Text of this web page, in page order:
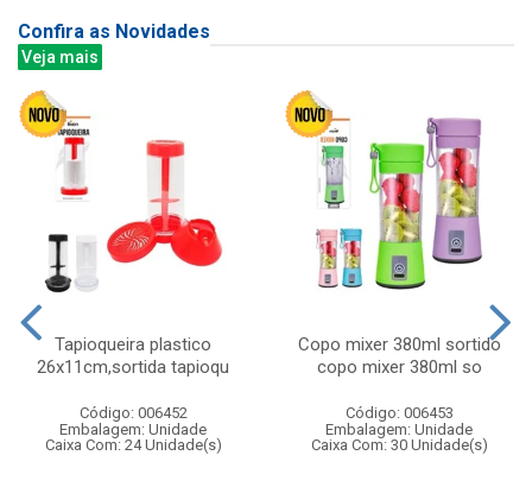
Confira as Novidades
Veja mais
Tapioqueira plastico
26x11cm,sortida tapioqu
Código: 006452
Embalagem: Unidade
Caixa Com: 24 Unidade(s)
Copo mixer 380ml sortido
copo mixer 380ml so
Código: 006453
Embalagem: Unidade
Caixa Com: 30 Unidade(s)